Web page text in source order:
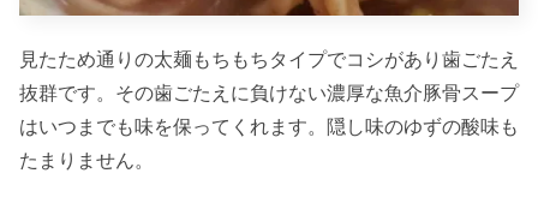
見たため通りの太麺もちもちタイプでコシがあり歯ごたえ
抜群です。その歯ごたえに負けない濃厚な魚介豚骨スープ
はいつまでも味を保ってくれます。隠し味のゆずの酸味も
たまりません。